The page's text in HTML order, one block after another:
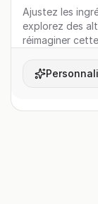
Ajustez les
explorez des
réimaginer